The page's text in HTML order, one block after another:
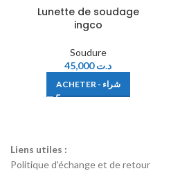
Lunette de soudage
ingco
Soudure
د.ت45,000
ACHETER - شراء
Liens utiles :
Politique d'échange et de retour